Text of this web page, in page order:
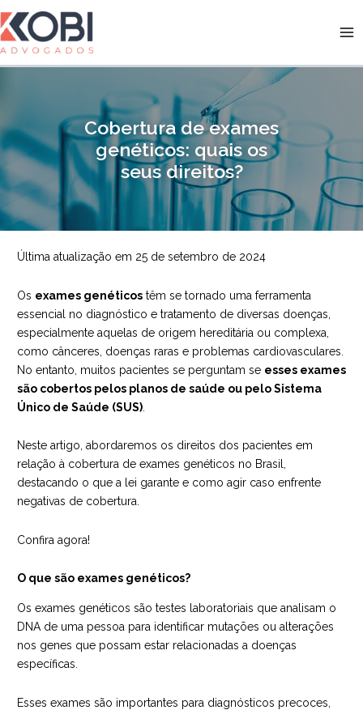
para
o
conteúdo
Cobertura de exames
genéticos: quais os
seus direitos?
Última atualização em 25 de setembro de 2024
Os exames genéticos têm se tornado uma ferramenta
essencial no diagnóstico e tratamento de diversas doenças,
especialmente aquelas de origem hereditária ou complexa,
como cânceres, doenças raras e problemas cardiovasculares.
No entanto, muitos pacientes se perguntam se esses exames
são cobertos pelos planos de saúde ou pelo Sistema
Único de Saúde (SUS)
Neste artigo, abordaremos os direitos dos pacientes em
relação à cobertura de exames genéticos no Brasil,
destacando o que a lei garante e como agir caso enfrente
negativas de cobertura.
Confira agora!
O que são exames genéticos?
Os exames genéticos são testes laboratoriais que analisam o
DNA de uma pessoa para identificar mutações ou alterações
nos genes que possam estar relacionadas a doenças
específicas.
Esses exames são importantes para diagnósticos precoces,